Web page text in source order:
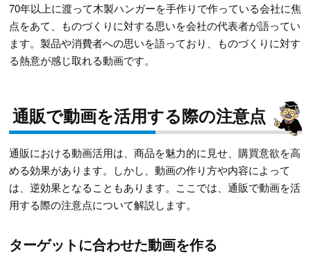
70年以上に渡って木製ハンガーを手作りで作っている会社に焦
点をあて、ものづくりに対する思いを会社の代表者が語ってい
ます。製品や消費者への思いを語っており、ものづくりに対す
る熱意が感じ取れる動画です。
通販で動画を活用する際の注意点
通販における動画活用は、商品を魅力的に見せ、購買意欲を高
める効果があります。しかし、動画の作り方や内容によって
は、逆効果となることもあります。ここでは、通販で動画を活
用する際の注意点について解説します。
ターゲットに合わせた動画を作る